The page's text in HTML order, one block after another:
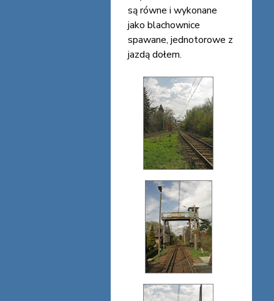
są równe i wykonane
jako blachownice
spawane, jednotorowe z
jazdą dołem.